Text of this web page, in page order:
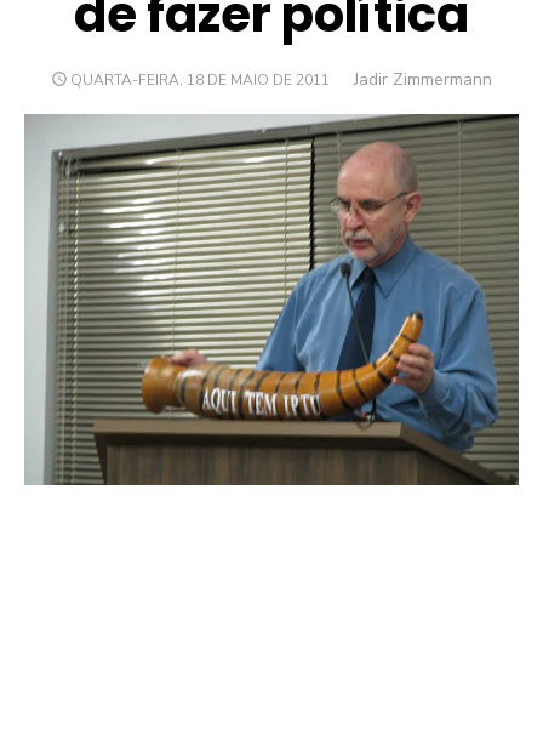
de fazer política
POSTED
QUARTA-FEIRA, 18 DE MAIO DE 2011 Author
Jadir Zimmermann